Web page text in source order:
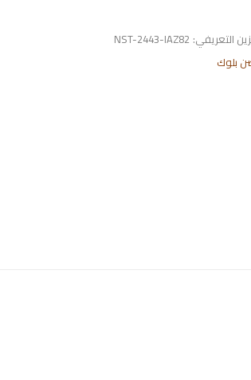
التعريفي: NST-2443-IAZ82
بلوك